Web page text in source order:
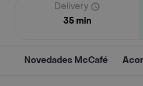
Delivery
35 min
Novedades McCafé